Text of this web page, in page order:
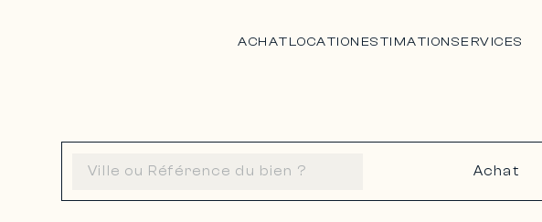
ACHATLOCATION ESTIMATIONSERVICES